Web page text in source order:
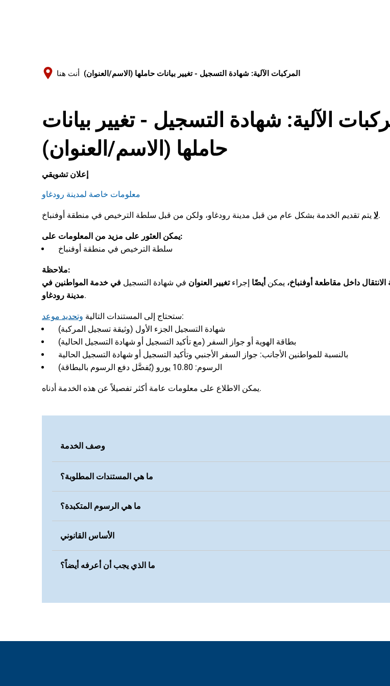
أنت هنا المركبات الآلية: شهادة التسجيل - تغيير بيانات حاملها (الاسم/العنوان)
الآلية: شهادة التسجيل - تغيير بيانات
حاملها (الاسم/العنوان)
إعلان تشويقي
معلومات خاصة لمدينة رودغاو
لايتم تقديم الخدمة بشكل عام من قبل مدينة رودغاو، ولكن من قبل سلطة الترخيص في منطقة أوفنباخ.
يمكن العثور على مزيد من المعلومات على:
سلطة الترخيص في منطقة أوفنباخ
ملاحظة:
داخل مقاطعة أوفنباخ، يمكن أيضًا إجراء تغيير العنوان في شهادة التسجيل في خدمة المواطنين في
مدينة رودغاو.
ستحتاج إلى المستندات التالية وتحديد موعد
:
شهادة التسجيل الجزء الأول (وثيقة تسجيل المركبة)
بطاقة الهوية أو جواز السفر (مع تأكيد التسجيل أو شهادة التسجيل الحالية)
بالنسبة للمواطنين الأجانب: جواز السفر الأجنبي وتأكيد التسجيل أو شهادة التسجيل الحالية
الرسوم: 10.80 يورو (يُفضَّل دفع الرسوم بالبطاقة)
يمكن الاطلاع على معلومات عامة أكثر تفصيلاً عن هذه الخدمة أدناه.
وصف الخدمة
ما هي المستندات المطلوبة؟
ما هي الرسوم المتكبدة؟
الأساس القانوني
ما الذي يجب أن أعرفه أيضاً؟